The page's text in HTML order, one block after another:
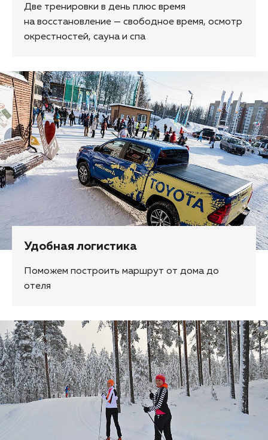
Две тренировки в день плюс время
на восстановление — свободное время, осмотр
окрестностей, сауна и спа
Удобная логистика
Поможем построить маршрут от дома до
отеля